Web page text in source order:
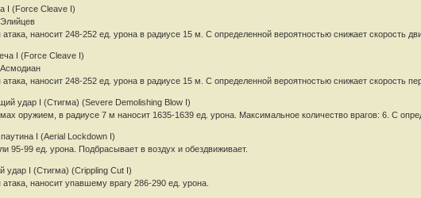
I (Force Cleave I)
атака, наносит 248-252 ед. урона в радиусе 15 м. С определенной вероятностью снижает скорость
I (Force Cleave I)
атака, наносит 248-252 ед. урона в радиусе 15 м. С определенной вероятностью снижает скорость
удар I (Стигма) (Severe Demolishing Blow I)
оружием, в радиусе 7 м наносит 1635-1639 ед. урона. Максимальное количество врагов: 6. С
I (Aerial Lockdown I)
95-99 ед. урона. Подбрасывает в воздух и обездвиживает.
удар I (Стигма) (Crippling Cut I)
атака, наносит упавшему врагу 286-290 ед. урона.